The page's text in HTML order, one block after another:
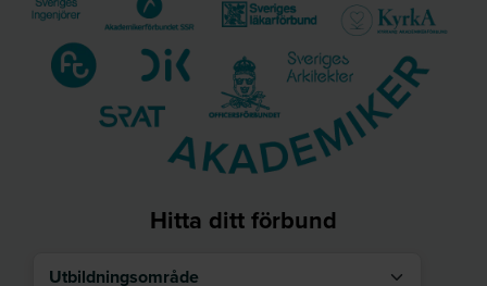
Hitta ditt förbund
Utbildningsområde